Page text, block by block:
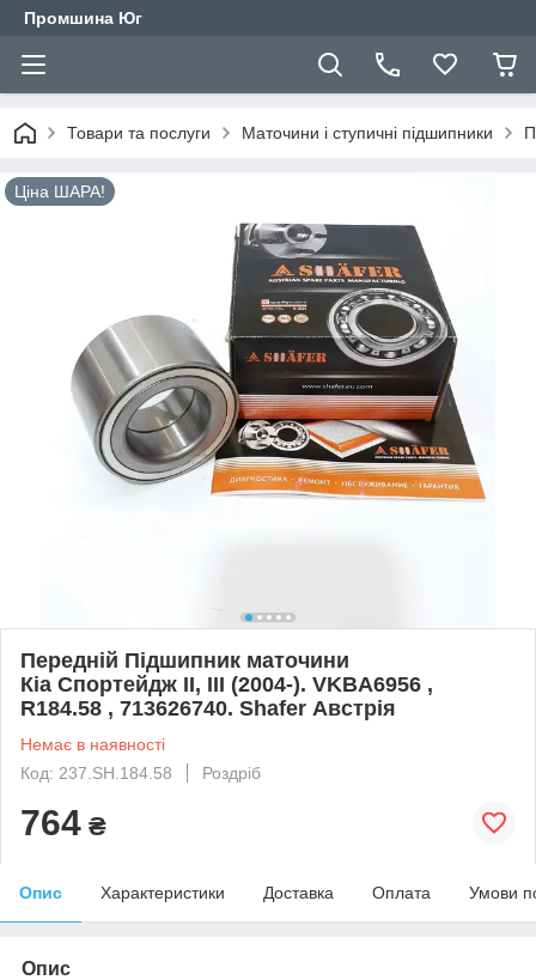
Промшина Юг
Товари та послуги Маточини і ступичні підшипники
Ціна ШАРА!
Передній Підшипник маточини
Кіа Спортейдж II, III (2004-). VKBA6956 ,
R184.58 , 713626740. Shafer Австрія
Немає в наявності
Код: 237.SH.184.58
Роздріб
764 ₴
Опис Характеристики Доставка Оплата Умови
Опис